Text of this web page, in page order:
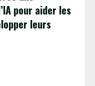
pour aider les
leurs